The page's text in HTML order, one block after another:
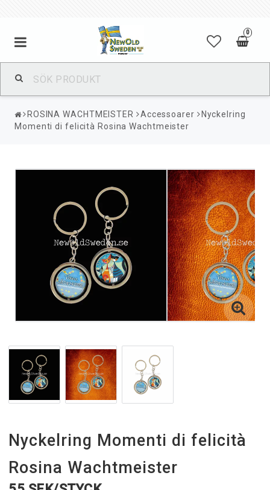
0
ROSINA WACHTMEISTER Accessoarer
Nyckelring
Momenti di felicità Rosina Wachtmeister
Nyckelring Momenti di felicità
Rosina Wachtmeister